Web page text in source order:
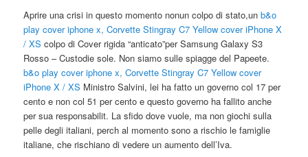
Aprire una crisi in questo momento nonun colpo di stato,unb&o
play cover iphone x, Corvette Stingray C7 Yellow cover iPhone X
/ XS colpo di Cover rigida “anticato”per Samsung Galaxy S3
Rosso – Custodie sole. Non siamo sulle spiagge del Papeete.
b&o play cover iphone x, Corvette Stingray C7 Yellow cover
iPhone X / XS Ministro Salvini, lei ha fatto un governo col 17 per
cento e non col 51 per cento e questo governo ha fallito anche
per sua responsabilit. La sfido dove vuole, ma non giochi sulla
pelle degli italiani, perch al momento sono a rischio le famiglie
italiane, che rischiano di vedere un aumento dell’Iva.